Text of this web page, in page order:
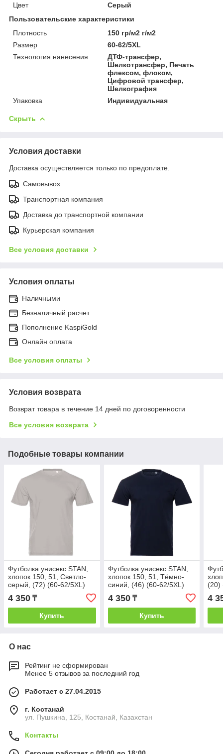
Цвет
Серый
Пользовательские характеристики
Плотность
150 гр/м2 г/м2
Размер
60-62/5XL
Технология нанесения
ДТФ-трансфер,
Шелкотрансфер, Печать
флексом, флоком,
Цифровой трансфер,
Шелкография
Упаковка
Индивидуальная
Скрыть
Условия доставки
Доставка осуществляется только по предоплате.
Самовывоз
Транспортная компания
Доставка до транспортной компании
Курьерская компания
Все условия доставки
Условия оплаты
Наличными
Безналичный расчет
Пополнение KaspiGold
Онлайн оплата
Все условия оплаты
Условия возврата
Возврат товара в течение 14 дней по договоренности
Все условия возврата
Подобные товары компании
Футболка унисекс STAN,
хлопок 150, 51, Светло-
серый, (72) (60-62/5XL)
4 350 ₸
Купить
Футболка унисекс STAN,
хлопок 150, 51, Тёмно-
синий, (46) (60-62/5XL)
4 350₸
Купить
(20)
4
О нас
Рейтинг не сформирован
Менее 5 отзывов за последний год
Работает с 27.04.2015
г. Костанай
ул. Пушкина, 125, Костанай, Казахстан
Контакты